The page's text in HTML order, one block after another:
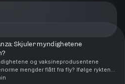
Skjuler myndighetene
og vaksineprodusentene
mengder flått fra fly? Ifølge ryktene
for å spre sykdom og fremtvinge behovet